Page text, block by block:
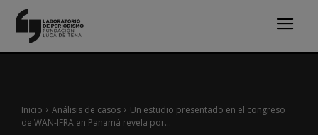
Inicio Análisis de casos
Un estudio presentado en el congreso
de WAN-IFRA en Panamá revela por...